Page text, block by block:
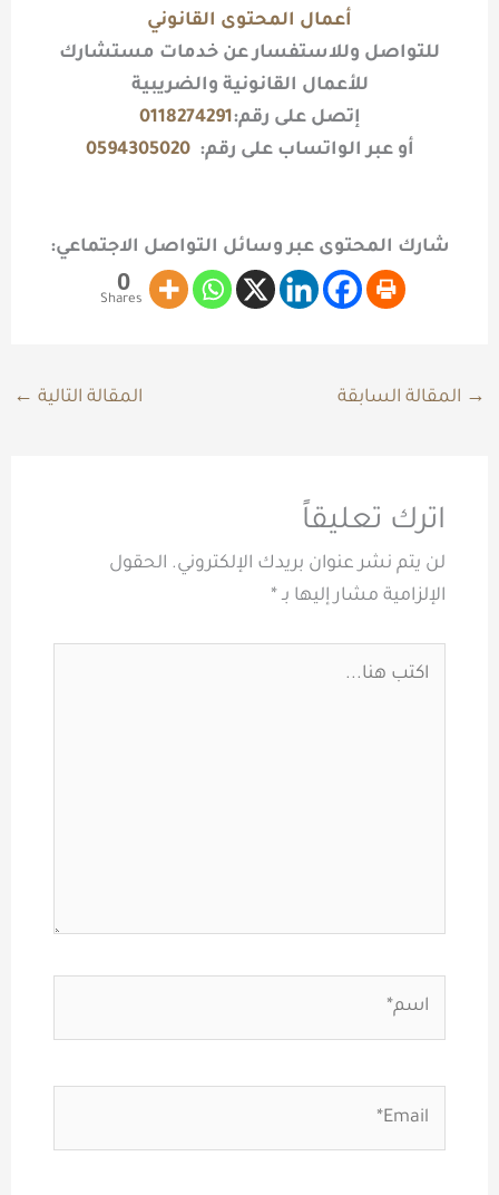
أعمال المحتوى القانوني
للتواصل وللاستفسار عن خدمات مستشارك
للأعمال القانونية والضريبية
إتصل على رقم:0118274291
أو عبر الواتساب على رقم: 0594305020
شارك المحتوى عبر وسائل التواصل الاجتماعي:
0
Shares
→ المقالة السابقة المقالة التالية ←
اترك تعليقاً
لن يتم نشر عنوان بريدك الإلكتروني. الحقول
الإلزامية مشار إليها بـ*